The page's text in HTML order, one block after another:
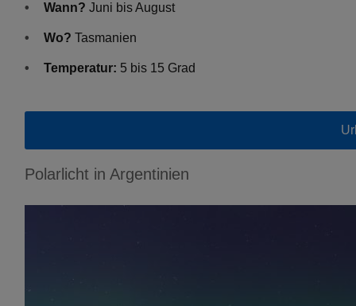
Wann? Juni bis August
Wo? Tasmanien
Temperatur: 5 bis 15 Grad
Polarlicht in Argentinien